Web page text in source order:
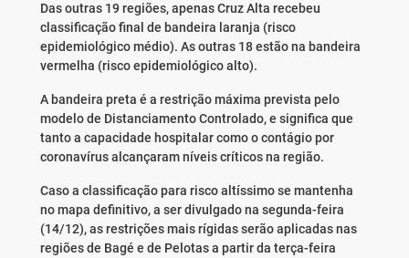
Das outras 19 regiões, apenas Cruz Alta recebeu
classificação final de bandeira laranja (risco
epidemiológico médio). As outras 18 estão na bandeira
vermelha (risco epidemiológico alto).
A bandeira preta é a restrição máxima prevista pelo
modelo de Distanciamento Controlado, e significa que
tanto a capacidade hospitalar como o contágio por
coronavírus alcançaram níveis críticos na região.
Caso a classificação para risco altíssimo se mantenha
no mapa definitivo, a ser divulgado na segunda-feira
(14/12), as restrições mais rígidas serão aplicadas nas
regiões de Bagé e de Pelotas a partir da terça-feira